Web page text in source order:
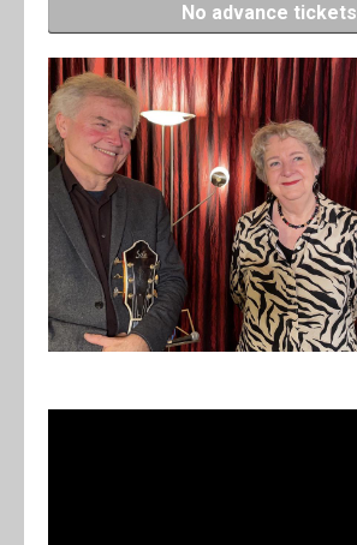
No advance tickets